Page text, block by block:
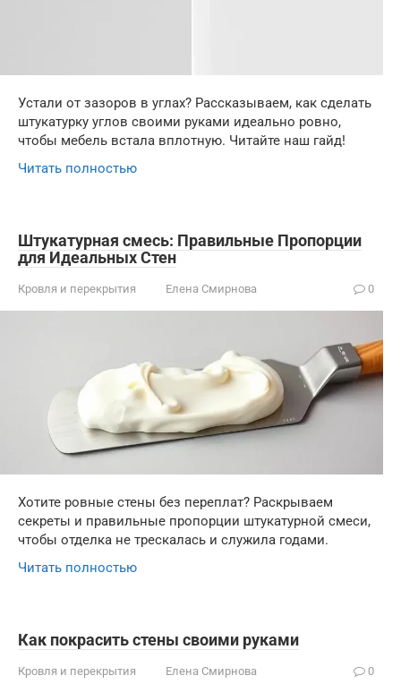
Устали от зазоров в углах? Рассказываем, как сделать
штукатурку углов своими руками идеально ровно,
чтобы мебель встала вплотную. Читайте наш гайд!
Читать полностью
Штукатурная смесь: Правильные Пропорции
для Идеальных Стен
Кровля и перекрытия Елена Смирнова 0
Хотите ровные стены без переплат? Раскрываем
секреты и правильные пропорции штукатурной смеси,
чтобы отделка не трескалась и служила годами.
Читать полностью
Как покрасить стены своими руками
Кровля и перекрытия Елена Смирнова 0